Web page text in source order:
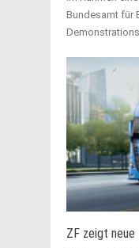
Bundesamt für
ZF zeigt neue